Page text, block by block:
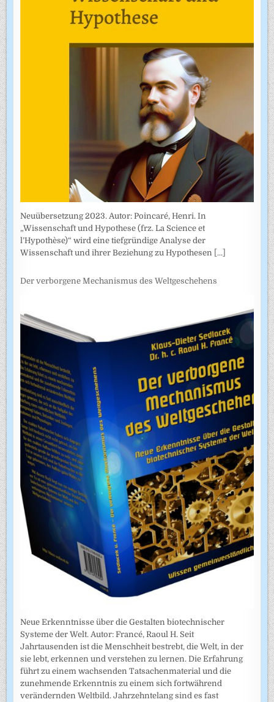
Neuübersetzung 2023. Autor: Poincaré, Henri. In
„Wissenschaft und Hypothese (frz. La Science et
l’Hypothèse)“ wird eine tiefgründige Analyse der
Wissenschaft und ihrer Beziehung zu Hypothesen [...]
Der verborgene Mechanismus des Weltgeschehens
Neue Erkenntnisse über die Gestalten biotechnischer
Systeme der Welt. Autor: Francé, Raoul H. Seit
Jahrtausenden ist die Menschheit bestrebt, die Welt, in der
sie lebt, erkennen und verstehen zu lernen. Die Erfahrung
führt zu einem wachsenden Tatsachenmaterial und die
zunehmende Erkenntnis zu einem sich fortwährend
verändernden Weltbild. Jahrzehntelang sind es fast